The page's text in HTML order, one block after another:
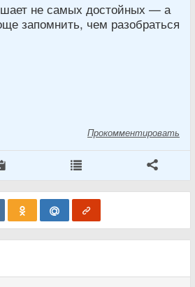
не самых достойных — а
запомнить, чем разобраться
Прокомментировать